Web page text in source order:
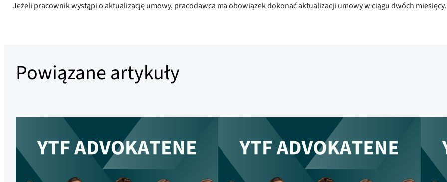
Jeżeli pracownik wystąpi o aktualizację umowy, pracodawca ma obowiązek dokonać aktualizacji umowy w ciągu dwóch miesięcy.
Powiązane artykuły